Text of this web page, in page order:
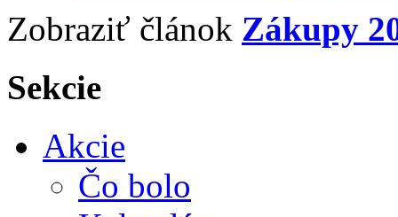
Zobraziť článok Zákupy
Sekcie
Akcie
Čo bolo